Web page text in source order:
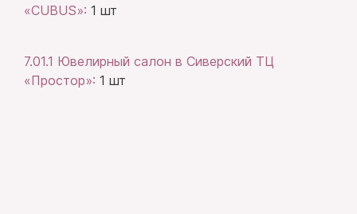
«CUBUS»: 1 шт
7.01.1 Ювелирный салон в Сиверский ТЦ
«Простор»: 1 шт